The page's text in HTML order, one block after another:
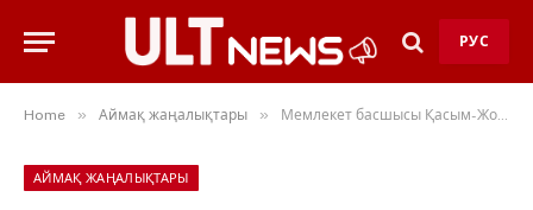
РУС
Home » Аймақ жаңалықтары » Мемлекет басшысы Қасым-Жомарт Тоқаев Шымкент қаласының жұртшылығы алдында сөз сөйледі
АЙМАҚ ЖАҢАЛЫҚТАРЫ